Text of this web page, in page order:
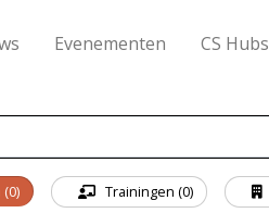
Evenementen CS Hubs
Trainingen (0)